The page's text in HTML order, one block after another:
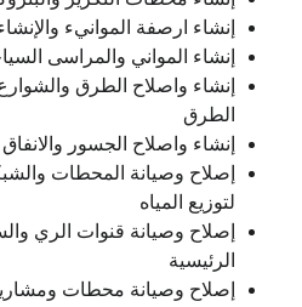
إنشاء ارصفة الموانيء
إنشاء المواني والمراسى
إنشاء واصلاح الطرق
الطرق
إنشاء واصلاح الجسور والانفاق
إصلاح وصيانة المحطات
لتوزيع المياه
إصلاح وصيانة قنوات الري
الرئيسية
إصلاح وصيانة محطات